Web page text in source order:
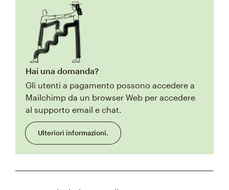
Hai una domanda?
Gli utenti a pagamento possono accedere a
Mailchimp da un browser Web per accedere
al supporto email e chat.
Ulteriori informazioni.